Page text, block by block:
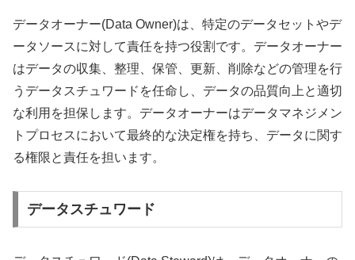
データオーナー(Data Owner)は、特定のデータセットやデ
ータソースに対して責任を持つ役割です。データオーナー
はデータの収集、整理、保管、更新、削除などの管理を行
うデータスチュワードを任命し、データの品質向上と適切
な利用を担保します。データオーナーはデータマネジメン
トプロセスにおいて最終的な決定権を持ち、データに関す
る権限と責任を担います。
データスチュワード